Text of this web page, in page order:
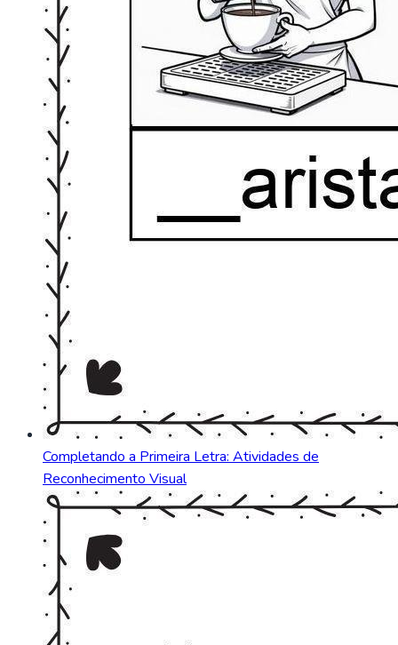
Completando a Primeira Letra: Atividades de
Reconhecimento Visual